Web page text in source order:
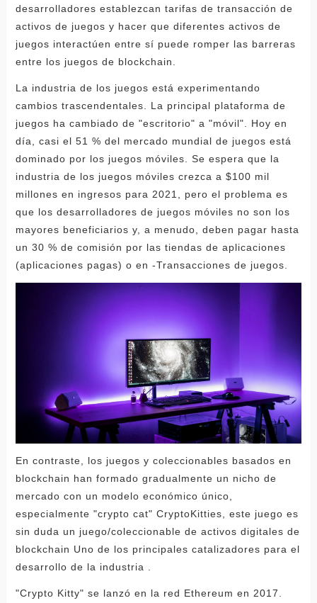
desarrolladores establezcan tarifas de transacción de
activos de juegos y hacer que diferentes activos de
juegos interactúen entre sí puede romper las barreras
entre los juegos de blockchain.
La industria de los juegos está experimentando
cambios trascendentales. La principal plataforma de
juegos ha cambiado de "escritorio" a "móvil". Hoy en
día, casi el 51 % del mercado mundial de juegos está
dominado por los juegos móviles. Se espera que la
industria de los juegos móviles crezca a $100 mil
millones en ingresos para 2021, pero el problema es
que los desarrolladores de juegos móviles no son los
mayores beneficiarios y, a menudo, deben pagar hasta
un 30 % de comisión por las tiendas de aplicaciones
(aplicaciones pagas) o en -Transacciones de juegos.
En contraste, los juegos y coleccionables basados ​​en
blockchain han formado gradualmente un nicho de
mercado con un modelo económico único,
especialmente "crypto cat" CryptoKitties, este juego es
sin duda un juego/coleccionable de activos digitales de
blockchain Uno de los principales catalizadores para el
desarrollo de la industria .
"Crypto Kitty" se lanzó en la red Ethereum en 2017.